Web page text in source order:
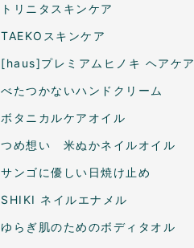
トリニタスキンケア
TAEKOスキンケア
[haus]プレミアムヒノキ ヘアケア
べたつかないハンドクリーム
ボタニカルケアオイル
つめ想い 米ぬかネイルオイル
サンゴに優しい日焼け止め
SHIKI ネイルエナメル
ゆらぎ肌のためのボディタオル